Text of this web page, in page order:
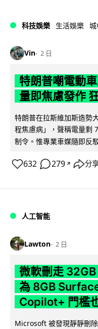
科技娛樂 生活娛樂
Vin 2 日
特朗普嘲電動
量即焦慮發作
特朗普在拉斯維加斯造勢
程焦慮病」，聲稱電量剩
制令。惟專業車媒隨即反
632 279 ↗ 分
人工智能
Lawton 2 日
微軟刪走
為 8GB
Copilot+ 門檻
Microsoft 被發現靜靜刪